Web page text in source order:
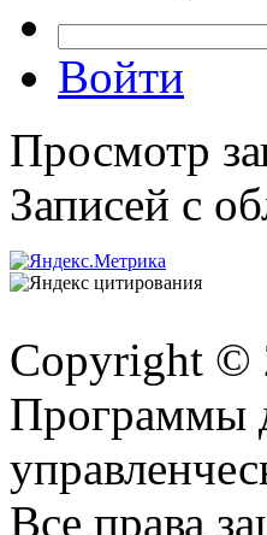
Войти
Просмотр
Записей с
Copyright ©
Программы
Все права